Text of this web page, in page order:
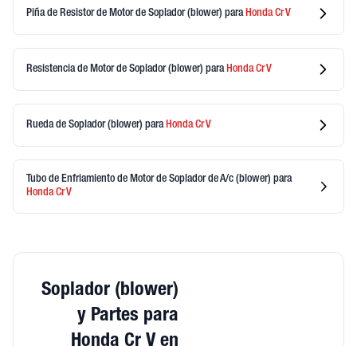
Piña de Resistor de Motor de Soplador (blower) para HondaCr V
Resistencia de Motor de Soplador (blower) para HondaCr V
Rueda de Soplador (blower) para HondaCr V
Tubo de Enfriamiento de Motor de Soplador de A/c (blower) para
HondaCr V
Soplador (blower)
y Partes para
Honda Cr V en